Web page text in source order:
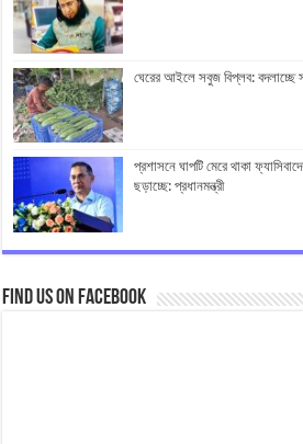
ঘেরের আইলে সবুজ বিপ্লব: বদলাচ্ছে
প্রশাসনে ঘাপটি মেরে থাকা
ছড়াচ্ছে: প্রধানমন্ত্রী
Find us on Facebook